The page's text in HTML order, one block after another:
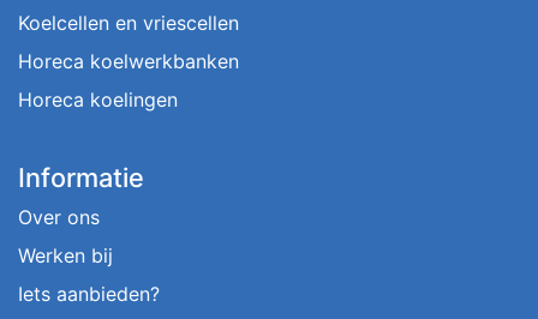
Koelcellen en vriescellen
Horeca koelwerkbanken
Horeca koelingen
Informatie
Over ons
Werken bij
Iets aanbieden?